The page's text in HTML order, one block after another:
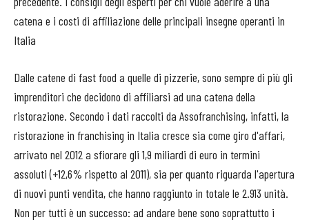
catena e i costi di affiliazione delle principali insegne operanti in
Italia
Dalle catene di fast food a quelle di pizzerie, sono sempre di più gli
imprenditori che decidono di affiliarsi ad una catena della
ristorazione. Secondo i dati raccolti da Assofranchising, infatti, la
ristorazione in franchising in Italia cresce sia come giro d'affari,
arrivato nel 2012 a sfiorare gli 1,9 miliardi di euro in termini
assoluti (+12,6% rispetto al 2011), sia per quanto riguarda l'apertura
di nuovi punti vendita, che hanno raggiunto in totale le 2.913 unità.
Non per tutti è un successo: ad andare bene sono soprattutto i